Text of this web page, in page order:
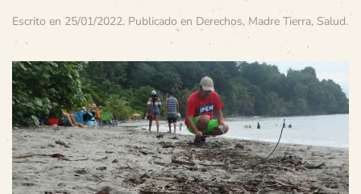
Escrito en 25/01/2022. Publicado en Derechos, Madre Tierra, Salud.